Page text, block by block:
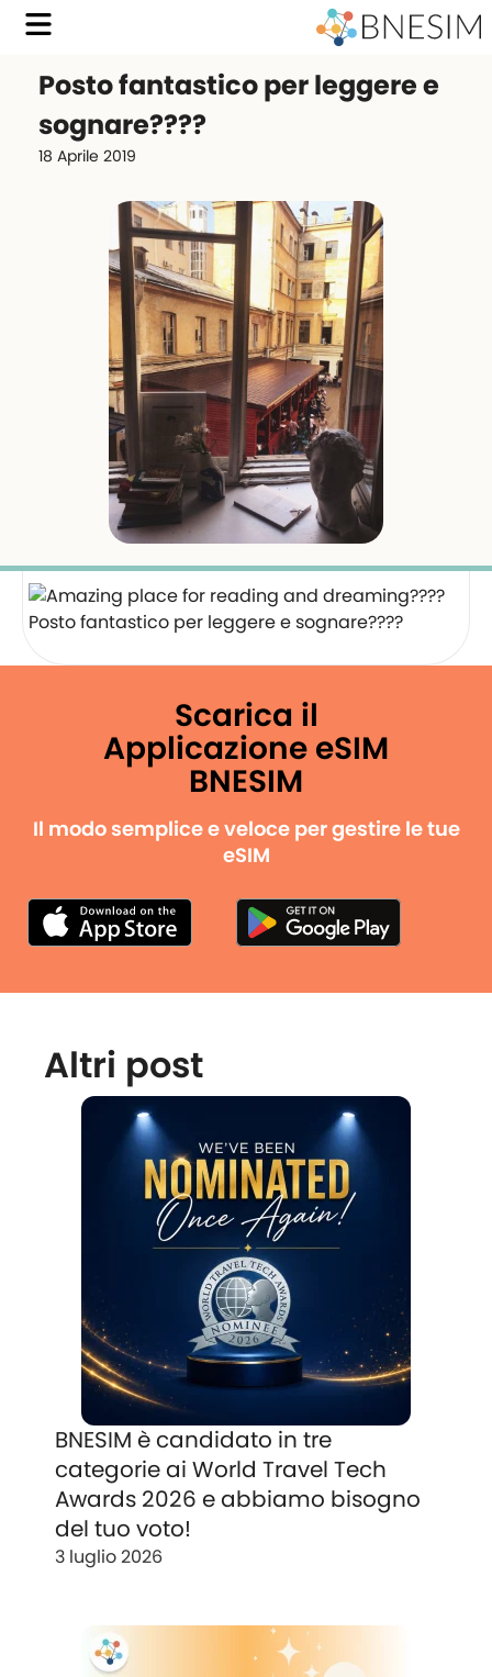
Posto fantastico per leggere e
sognare????‍️
18 Aprile 2019
Posto fantastico per leggere e sognare????‍️
Scarica il
Applicazione eSIM
BNESIM
Il modo semplice e veloce per gestire le tue
eSIM
Altri post
BNESIM è candidato in tre
categorie ai World Travel Tech
Awards 2026 e abbiamo bisogno
del tuo voto!
3 luglio 2026